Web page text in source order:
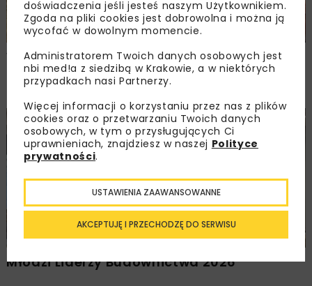
Walne zgromadzenie członków
Ogólnopolskiej Izby Gospodarczej
Drogownictwa
BUDOWNICTWO DROGI ENERGETYKA
HYDROTECHNIKA
KOLEJ
MOSTY TUNELE ARCHIWUM NBI WYDARZENIA
Młodzi Liderzy Budownictwa 2026
doświadczenia jeśli jesteś naszym Użytkownikiem.
Zgoda na pliki cookies jest dobrowolna i można ją
wycofać w dowolnym momencie.
Administratorem Twoich danych osobowych jest
nbi med!a z siedzibą w Krakowie, a w niektórych
przypadkach nasi Partnerzy.
Więcej informacji o korzystaniu przez nas z plików
cookies oraz o przetwarzaniu Twoich danych
osobowych, w tym o przysługujących Ci
uprawnieniach, znajdziesz w naszej Polityce
prywatności.
AKCEPTUJĘ I PRZECHODZĘ DO SERWISU
USTAWIENIA ZAAWANSOWANNE